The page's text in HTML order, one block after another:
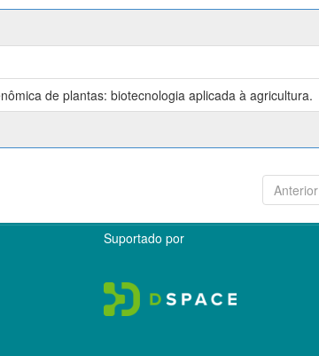
de plantas: biotecnologia aplicada à agricultura.
Anterior
Suportado por